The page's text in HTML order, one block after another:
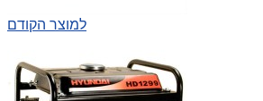
למוצר הקודם